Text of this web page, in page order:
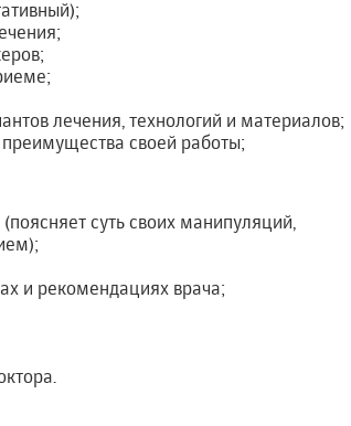
лечения, технологий и материалов;
своей работы;
суть своих манипуляций,
и рекомендациях врача;